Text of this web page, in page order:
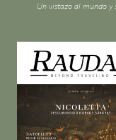
Un vistazo al mundo y